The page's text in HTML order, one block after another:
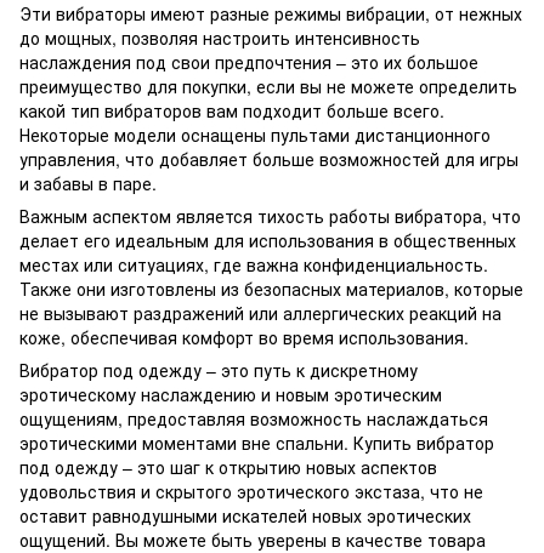
Эти вибраторы имеют разные режимы вибрации, от нежных
до мощных, позволяя настроить интенсивность
наслаждения под свои предпочтения – это их большое
преимущество для покупки, если вы не можете определить
какой тип вибраторов вам подходит больше всего.
Некоторые модели оснащены пультами дистанционного
управления, что добавляет больше возможностей для игры
и забавы в паре.
Важным аспектом является тихость работы вибратора, что
делает его идеальным для использования в общественных
местах или ситуациях, где важна конфиденциальность.
Также они изготовлены из безопасных материалов, которые
не вызывают раздражений или аллергических реакций на
коже, обеспечивая комфорт во время использования.
Вибратор под одежду – это путь к дискретному
эротическому наслаждению и новым эротическим
ощущениям, предоставляя возможность наслаждаться
эротическими моментами вне спальни. Купить вибратор
под одежду – это шаг к открытию новых аспектов
удовольствия и скрытого эротического экстаза, что не
оставит равнодушными искателей новых эротических
ощущений. Вы можете быть уверены в качестве товара